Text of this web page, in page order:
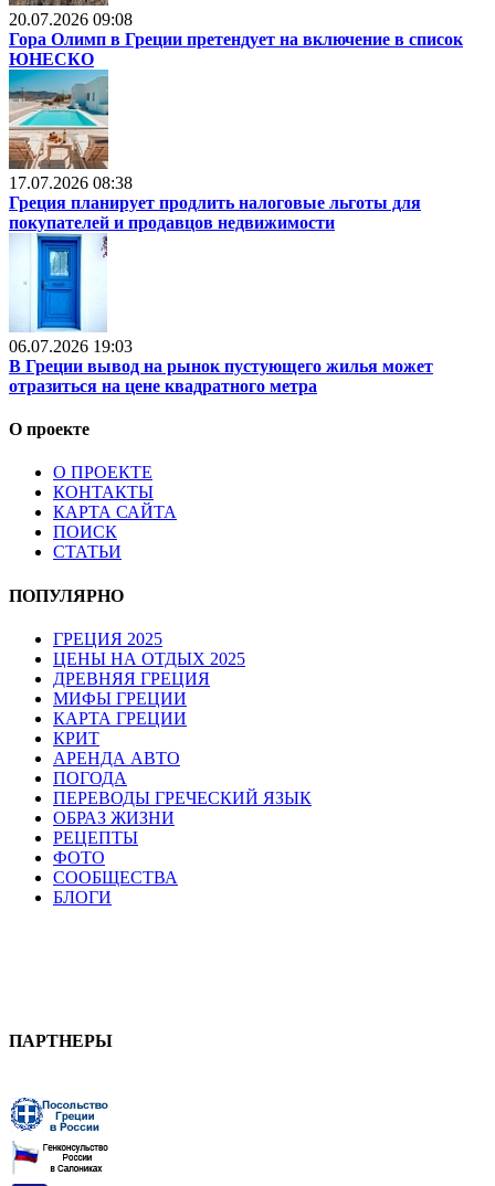
20.07.2026 09:08
Гора Олимп в Греции претендует на включение в список
ЮНЕСКО
17.07.2026 08:38
Греция планирует продлить налоговые льготы для
покупателей и продавцов недвижимости
06.07.2026 19:03
В Греции вывод на рынок пустующего жилья может
отразиться на цене квадратного метра
О проекте
О ПРОЕКТЕ
КОНТАКТЫ
КАРТА САЙТА
ПОИСК
СТАТЬИ
ПОПУЛЯРНО
ГРЕЦИЯ 2025
ЦЕНЫ НА ОТДЫХ 2025
ДРЕВНЯЯ ГРЕЦИЯ
МИФЫ ГРЕЦИИ
КАРТА ГРЕЦИИ
КРИТ
АРЕНДА АВТО
ПОГОДА
ПЕРЕВОДЫ ГРЕЧЕСКИЙ ЯЗЫК
ОБРАЗ ЖИЗНИ
РЕЦЕПТЫ
ФОТО
СООБЩЕСТВА
БЛОГИ
ПАРТНЕРЫ